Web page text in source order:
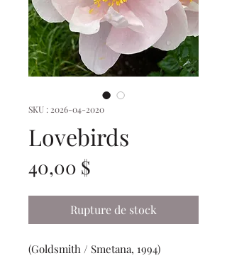
SKU : 2026-04-2020
Lovebirds
40,00 $
Rupture de stock
(Goldsmith / Smetana, 1994)